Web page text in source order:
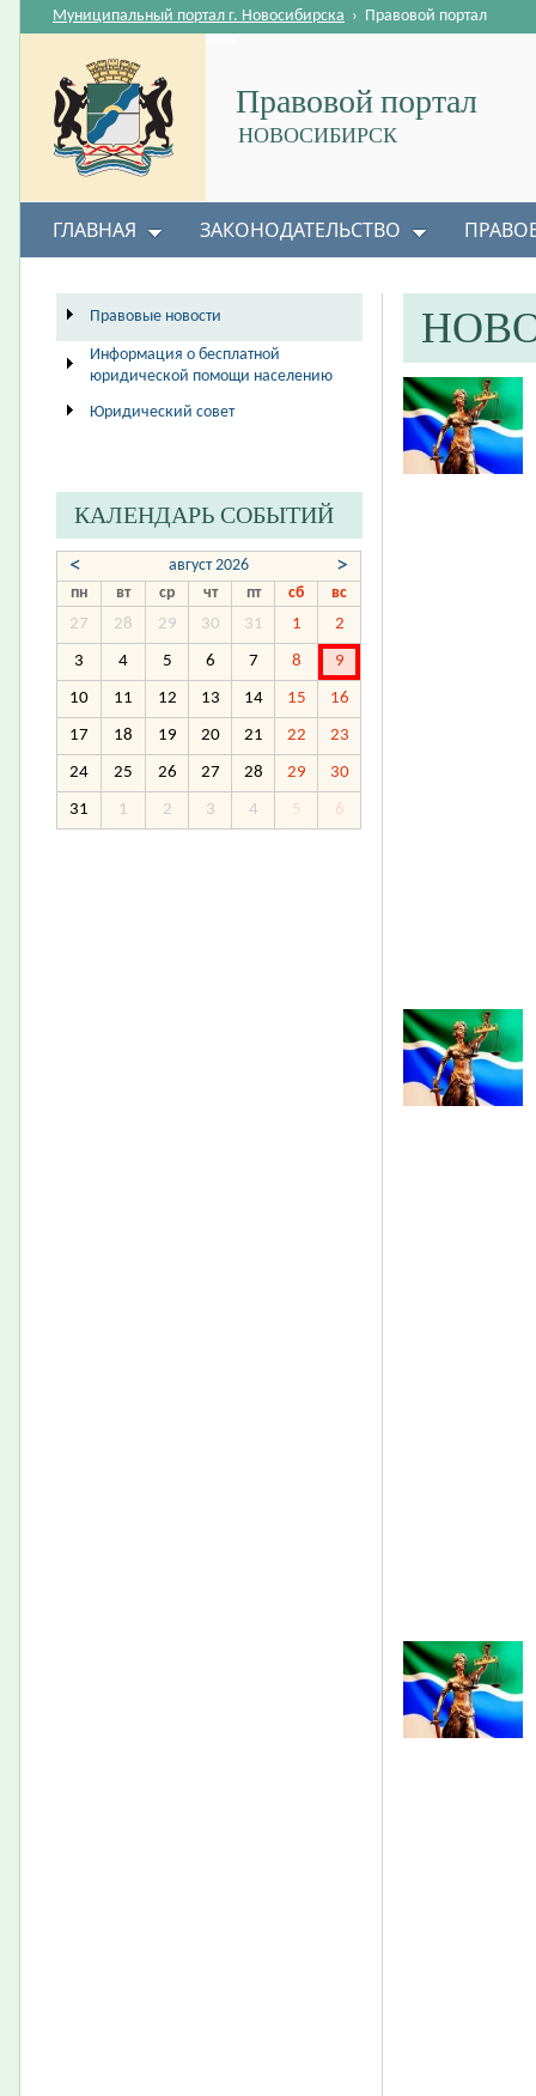
Правовой портал
НОВОСИБИРСК
Муниципальный портал г. Новосибирска › Правовой портал
ГЛАВНАЯ ЗАКОНОДАТЕЛЬСТВО
Правовые новости
Информация о бесплатной
юридической помощи населению
Юридический совет
КАЛЕНДАРЬ СОБЫТИЙ
< август 2026 >
пн вт ср чт пт сб
вс
27
28 29 30 31 1 2
3 4 5 6 7 8 9
10 11 12 13 14 15 16
17 18 19 20 21 22 23
24 25 26 27 28 29 30
31 1 2 3 4 5 6